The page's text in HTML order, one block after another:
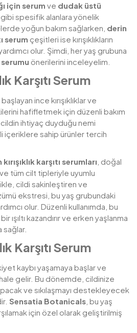
için serum ve dudak üstü
gibi spesifik alanlara yönelik
yoğun bakım sağlarken, derin
serum çeşitleri ise kırışıklıkların
olur. Şimdi, her yaş grubuna
serumu önerilerini inceleyelim.
Karşıtı Serum
ince kırışıklıklar ve
hafifletmek için düzenli bakım
ihtiyaç duyduğu nemi
içeriklere sahip ürünler tercih
karşıtı serumları , doğal
tüm cilt tipleriyle uyumlu
cildi sakinleştiren ve
ekstresi, bu yaş grubundaki
olur. Düzenli kullanımda, bu
ışıltı kazandırır ve erken yaşlanma
sağlar.
Karşıtı Serum
kaybı yaşamaya başlar ve
hale gelir. Bu dönemde, cildinize
ve sıkılaşmayı destekleyecek
Sensatia Botanicals , bu yaş
için özel olarak geliştirilmiş